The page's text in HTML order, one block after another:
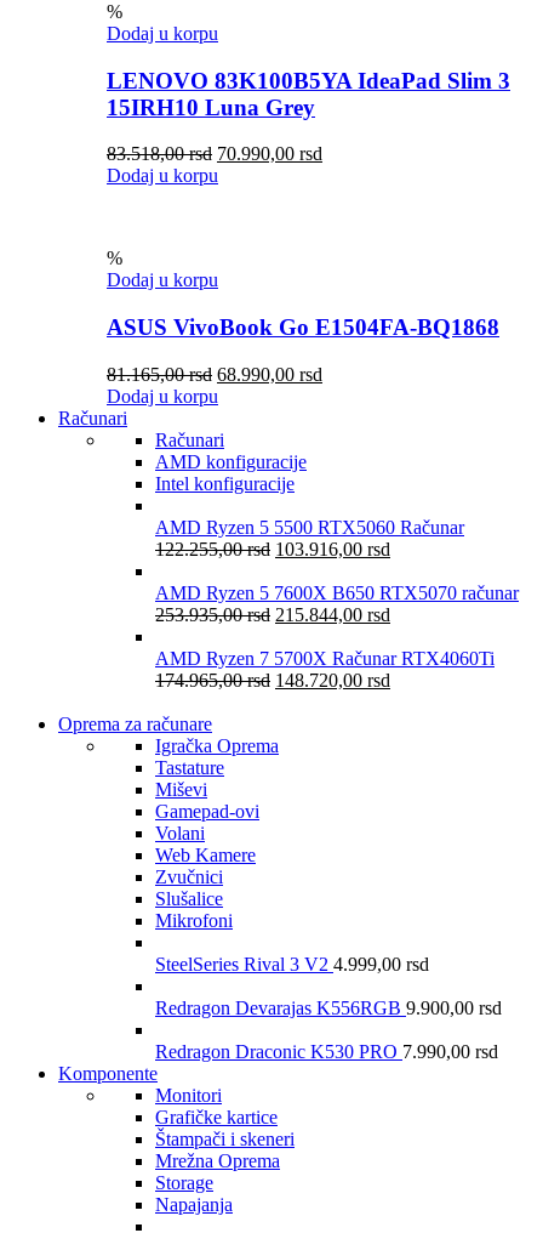
%
Dodaj u korpu
LENOVO 83K100B5YA IdeaPad Slim 3
15IRH10 Luna Grey
83.518,00rsd 70.990,00 rsd
Dodaj u korpu
%
Dodaj u korpu
ASUS VivoBook Go E1504FA-BQ1868
81.165,00rsd 68.990,00 rsd
Dodaj u korpu
Računari
Računari
AMD konfiguracije
Intel konfiguracije
AMD Ryzen 5 5500 RTX5060 Računar
122.255,00rsd 103.916,00 rsd
AMD Ryzen 5 7600X B650 RTX5070 računar
253.935,00rsd 215.844,00 rsd
AMD Ryzen 7 5700X Računar RTX4060Ti
174.965,00rsd 148.720,00 rsd
Oprema za računare
Igračka Oprema
Tastature
Miševi
Gamepad-ovi
Volani
Web Kamere
Zvučnici
Slušalice
Mikrofoni
SteelSeries Rival 3 V2 4.999,00 rsd
Redragon Devarajas K556RGB 9.900,00 rsd
Redragon Draconic K530 PRO 7.990,00 rsd
Komponente
Monitori
Grafičke kartice
Štampači i skeneri
Mrežna Oprema
Storage
Napajanja